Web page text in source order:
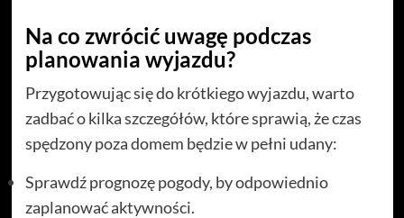
Na co zwrócić uwagę podczas
planowania wyjazdu?
Przygotowując się do krótkiego wyjazdu, warto
zadbać o kilka szczegółów, które sprawią, że czas
spędzony poza domem będzie w pełni udany:
Sprawdź prognozę pogody, by odpowiednio
zaplanować aktywności.